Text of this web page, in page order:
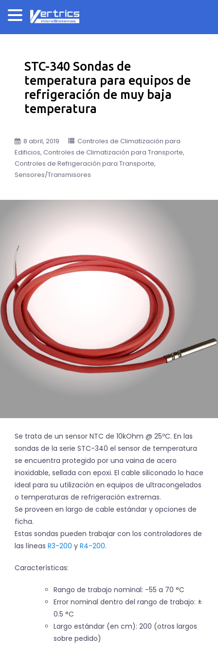
STC-340 Sondas de
temperatura para equipos de
refrigeración de muy baja
temperatura
8 abril, 2019
Controles de Climatización para
Edificios Controles de Climatización para Transporte
Controles de Refrigeración para Transporte
Sensores/Transmisores
Se trata de un sensor NTC de 10kOhm @ 25ºC. En las
sondas de la serie STC-340 el sensor de temperatura
se encuentra protegido por una vaina de acero
inoxidable, sellada con epoxi. El cable siliconado lo hace
ideal para su utilización en equipos de ultracongelados
o temperaturas de refrigeración extremas.
Se proveen en largo de cable estándar y opciones de
ficha.
Estas sondas pueden trabajar con los controladores de
las líneas R3-200 y R4-200.
Características:
Rango de trabajo nominal: -55 a 70 °C
Error nominal dentro del rango de trabajo: ±
0.5 °C
Largo estándar (en cm): 200 (otros largos
sobre pedido)